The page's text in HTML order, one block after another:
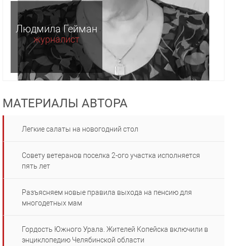
Людмила Гейман
журналист
МАТЕРИАЛЫ АВТОРА
Легкие салаты на новогодний стол
Совету ветеранов поселка 2-ого участка исполняется
пять лет
Разъясняем новые правила выхода на пенсию для
многодетных мам
Гордость Южного Урала. Жителей Копейска включили в
энциклопедию Челябинской области